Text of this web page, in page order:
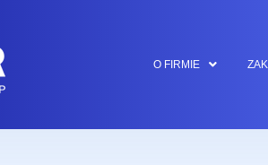
O FIRMIE